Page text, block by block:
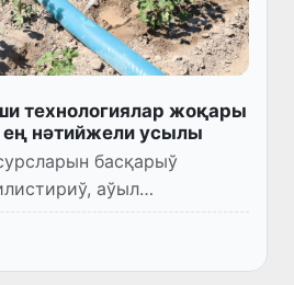
технологиялар жоқары
ең нәтийжели усылы
басқарыў
аўыл
жумсалыўын
үнемлейтуғын
ғалаба ен жайдырыўға